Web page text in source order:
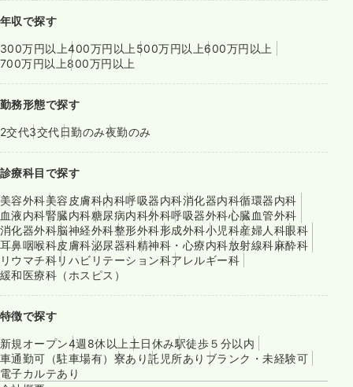
年収で探す
300万円以上400万円以上 500万円以上600万円以上
700万円以上800万円以上
勤務形態で探す
2交代3交代日勤のみ夜勤のみ
診療科目で探す
美容外科美容皮膚科内科呼吸器内科消化器内科循環器内科
血液内科腎臓内科糖尿病内科外科呼吸器外科心臓血管外科
消化器外科脳神経外科整形外科形成外科小児科産婦人科眼科
耳鼻咽喉科皮膚科泌尿器科精神科・心療内科放射線科麻酔科
リウマチ科リハビリテーション科アレルギー科
緩和医療科（ホスピス）
特徴で探す
新規オープン4週8休以上 土日休み駅徒歩５分以内
車通勤可（駐車場有） 寮あり託児所あり ブランク・未経験可
電子カルテあり